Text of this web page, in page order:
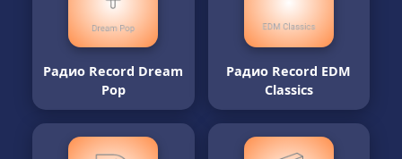
Радио Record Dream
Pop
Радио Record EDM
Classics